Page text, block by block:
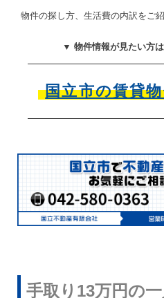
物件の探し方、生活費の内訳をご紹
▼ 物件情報が見たい方
国立市の賃貸
手取り13万円の